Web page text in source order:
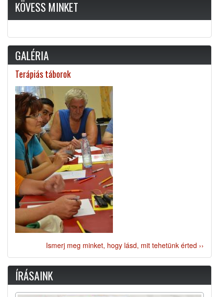
KÖVESS MINKET
GALÉRIA
Terápiás táborok
Ismerj meg minket, hogy lásd, mit tehetünk érted ››
ÍRÁSAINK